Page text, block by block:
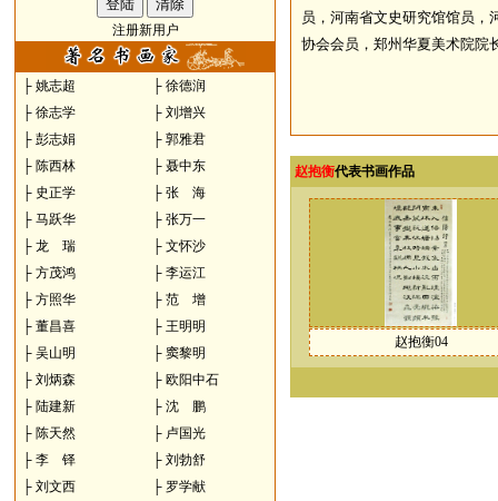
注册新用户
├ 姚志超 ├ 徐德润
├ 徐志学 ├ 刘增兴
├ 彭志娟 ├ 郭雅君
├ 陈西林 ├ 聂中东
├ 史正学 ├ 张 海
├ 马跃华 ├ 张万一
├ 龙 瑞 ├ 文怀沙
├ 方茂鸿 ├ 李运江
├ 方照华 ├ 范 增
├ 董昌喜 ├ 王明明
├ 吴山明 ├ 窦黎明
├ 刘炳森 ├ 欧阳中石
├ 陆建新 ├ 沈 鹏
├ 陈天然 ├ 卢国光
├ 李 铎 ├ 刘勃舒
├ 刘文西 ├ 罗学献
员，河南省文史研究馆馆员，
协会会员，郑州华夏美术院院
赵抱衡代表书画作品
赵抱衡04